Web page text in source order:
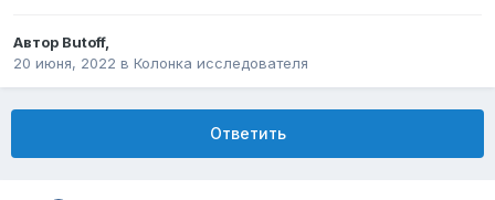
Автор Butoff,
20 июня, 2022 в Колонка исследователя
Ответить